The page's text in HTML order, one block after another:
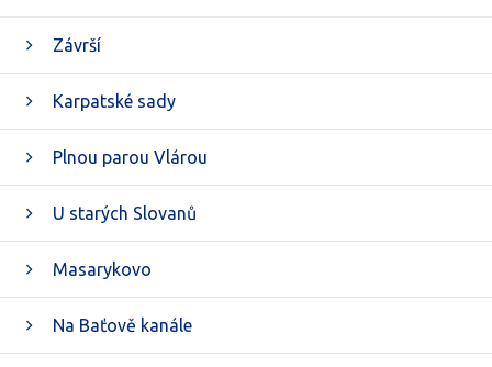
Závrší
Karpatské sady
Plnou parou Vlárou
U starých Slovanů
Masarykovo
Na Baťově kanále